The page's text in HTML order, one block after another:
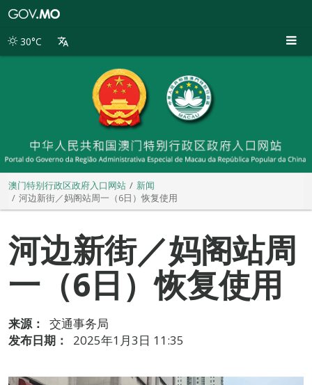
别
30°C
澳门特别行政区政府入口网站
新闻
河边新街／妈阁站周一（6日）恢复使用
河边新街／妈阁站周
一（6日）恢复使用
来源：
交通事务局
发布日期：
2025年1月3日 11:35